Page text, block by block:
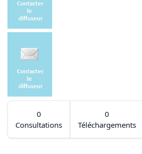
0
Consultations
0
Téléchargements